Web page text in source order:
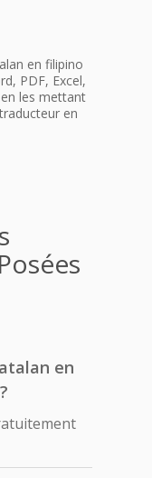
en filipino
PDF, Excel,
les mettant
en
en